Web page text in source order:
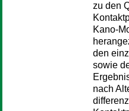
zu den
Kano-
den
sowie
nach